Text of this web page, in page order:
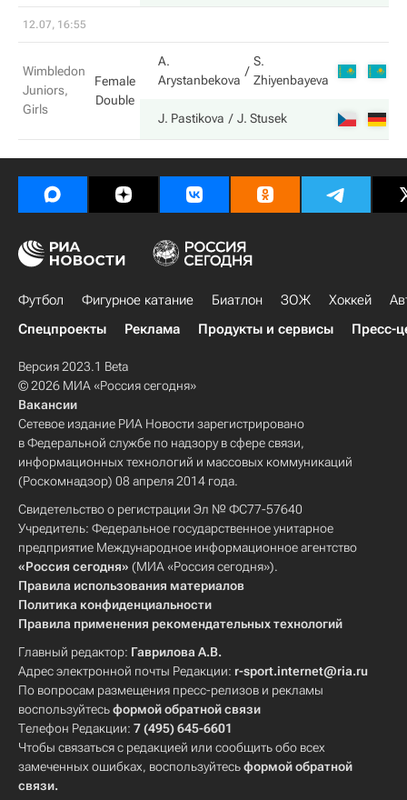
12.07, 16:55
Wimbledon
Juniors,
Girls
Female
Double
A.
Arystanbekova
S.
Zhiyenbayeva
J. Pastikova J. Stusek
Футбол Фигурное катание Биатлон ЗОЖ Хоккей
Спецпроекты
Реклама Продукты и сервисы Пресс-
Версия 2023.1 Beta
© 2026 МИА «Россия сегодня»
Вакансии
Сетевое издание РИА Новости зарегистрировано
в Федеральной службе по надзору в сфере связи,
информационных технологий и массовых коммуникаций
(Роскомнадзор) 08 апреля 2014 года.
Свидетельство о регистрации Эл № ФС77-57640
Учредитель: Федеральное государственное унитарное
предприятие Международное информационное агентство
«Россия сегодня» (МИА «Россия сегодня»).
Правила использования материалов
Политика конфиденциальности
Правила применения рекомендательных технологий
Главный редактор: Гаврилова А.В.
Адрес электронной почты Редакции: r-sport.internet@ria.ru
По вопросам размещения пресс-релизов и рекламы
воспользуйтесьформой обратной связи
Телефон Редакции: 7 (495) 645-6601
Чтобы связаться с редакцией или сообщить обо всех
замеченных ошибках, воспользуйтесьформой обратной
связи.